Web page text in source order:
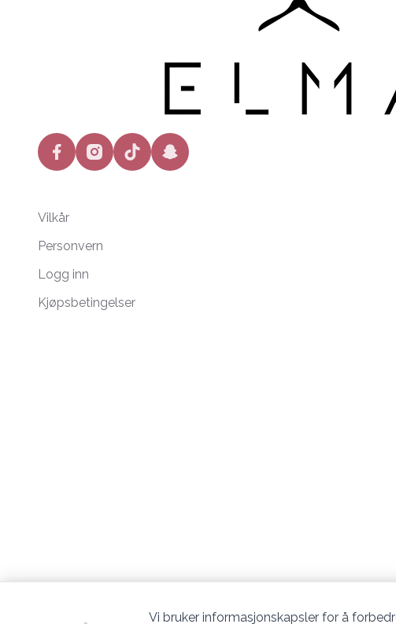
facebookinstagramtiktok snapchat
Vilkår
Personvern
Logg inn
Kjøpsbetingelser
Vi bruker informasjonskapsler for å